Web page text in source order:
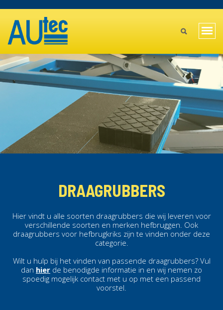
main
content
MAIN
MENU
MOBILE
DRAAGRUBBERS
Hier vindt u alle soorten draagrubbers die wij leveren voor
verschillende soorten en merken hefbruggen. Ook
draagrubbers voor hefbrugkriks zijn te vinden onder deze
categorie.
Wilt u hulp bij het vinden van passende draagrubbers? Vul
dan hier de benodigde informatie in en wij nemen zo
spoedig mogelijk contact met u op met een passend
voorstel.